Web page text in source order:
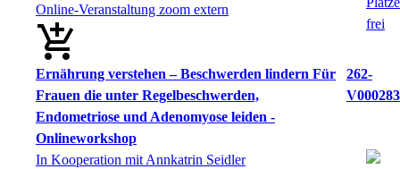
Online-Veranstaltung zoom extern
Ernährung verstehen – Beschwerden lindern Für
Frauen die unter Regelbeschwerden,
Endometriose und Adenomyose leiden -
Onlineworkshop
262-
V000283
In Kooperation mit Annkatrin Seidler